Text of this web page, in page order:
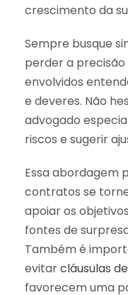
crescimento da
Sempre busque
perder a precisão
envolvidos
e deveres. Não
advogado
riscos e sugerir
Essa abordagem
contratos se
apoiar os
fontes de
Também é
evitarcláusulas
favorecem uma